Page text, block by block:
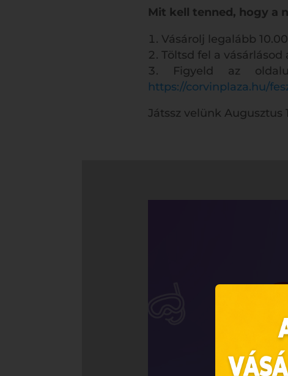
Mit kell tenned, hogy a
Vásárolj legalább
Töltsd fel a
Figyeld az
https://corvinplaza.hu/
Játssz velünk Augusztus